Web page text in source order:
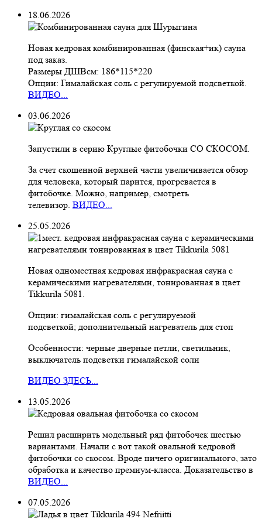
18.06.2026
Новая кедровая комбинированная (финская+ик) сауна
под заказ.
Размеры ДШВсм: 186*115*220
Опции: Гималайская соль с регулируемой подсветкой.
ВИДЕО...
03.06.2026
Запустили в серию Круглые фитобочки СО СКОСОМ.
За счет скошенной верхней части увеличивается обзор
для человека, который парится, прогревается в
фитобочке. Можно, например, смотреть
телевизор. ВИДЕО...
25.05.2026
Новая одноместная кедровая инфракрасная сауна с
керамическими нагревателями, тонированная в цвет
Tikkurila 5081.
Опции: гималайская соль с регулируемой
подсветкой; дополнительный нагреватель для стоп
Особенности: черные дверные петли, светильник,
выключатель подсветки гималайской соли
ВИДЕО ЗДЕСЬ...
13.05.2026
Решил расширить модельный ряд фитобочек шестью
вариантами. Начали с вот такой овальной кедровой
фитобочки со скосом. Вроде ничего оригинального, зато
обработка и качество премиум-класса. Доказательство в
ВИДЕО...
07.05.2026